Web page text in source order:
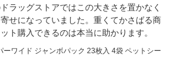
ラッグストアではこの大きさを置かなく
せになっていました。重くてかさばる商
ト購入できるのは本当に助かります。
ワイド ジャンボパック 23枚入 4袋 ペットシー